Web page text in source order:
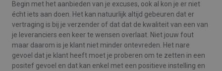
Begin met het aanbieden van je excuses, ook al kon je er niet
écht iets aan doen. Het kan natuurlijk altijd gebeuren dat er
vertraging is bij je verzender of dat dat de kwaliteit van een van
je leveranciers een keer te wensen overlaat. Niet jouw fout
maar daarom is je klant niet minder ontevreden. Het nare
gevoel dat je klant heeft moet je proberen om te zetten in een
positef gevoel en dat kan enkel met een positieve instelling en